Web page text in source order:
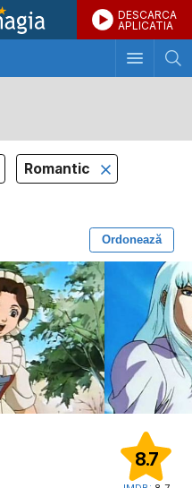
DESCARCA
APLICATIA
Romantic
Ordonează
8.7